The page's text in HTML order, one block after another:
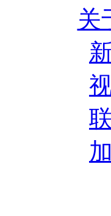
关